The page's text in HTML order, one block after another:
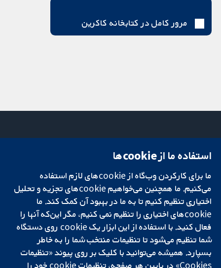
مرور کامل در کتابخانه کاکرین
تحقیقات قابل
اعتماد.
تصمیم‌گیری آگاهانه.
سلامت بهتر.
میدان کاوندیش
لندن
W1G 0AN
بریتانیا
دفتر رسانه‌ای
درباره ما
فرصت‌های
شغلی
Cochrane
Library
استفاده ما از cookie‌ها
ما برای کارکردن وب‌گاه از cookie‌های لازم استفاده
می‌کنیم. ما همچنین می‌خواهیم cookie‌های تجزیه و تحلیل
اختیاری تنظیم کنیم تا به ما در بهبود آن کمک کند. ما
cookie‌های اختیاری را تنظیم نمی کنیم، مگر این‌که آنها را
فعال کنید. با استفاده از این ابزار یک cookie‌ روی دستگاه
شما تنظیم می‌شود تا تنظیمات منتخب شما را به خاطر
بسپارد. همیشه می‌توانید با کلیک بر روی پیوند «تنظیمات
Cookies» در پایین هر صفحه، تنظیمات cookie‌ خود را